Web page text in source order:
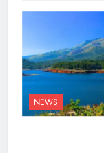
NEWS